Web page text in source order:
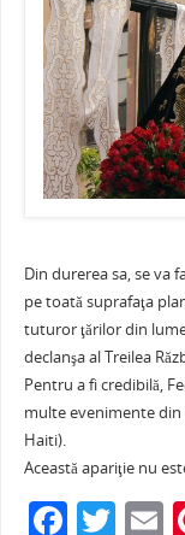
Din durerea sa, se va
pe toată suprafaţa
tuturor ţărilor din
declanşa al Treilea
Pentru a fi credibilă,
multe evenimente din
Haiti).
Această apariţie nu
F T E